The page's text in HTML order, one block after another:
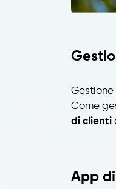
Gestione
Come
di clienti
App